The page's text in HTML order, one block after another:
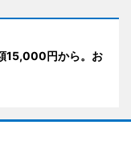
15,000円から。お